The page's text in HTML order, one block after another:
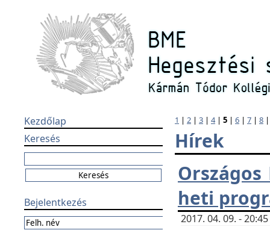
Kezdőlap
Keresés
Bejelentkezés
1 | 2 | 3 | 4| 5 | 6 | 7 | 8
Hírek
Országos
heti
2017. 04. 09. -